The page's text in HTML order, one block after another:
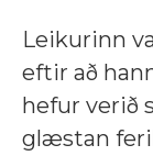
Leikurinn
eftir að
hefur verið
glæstan